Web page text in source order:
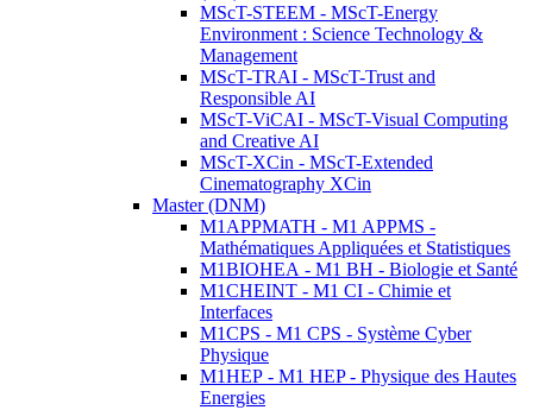
MScT-STEEM - MScT-Energy
Environment : Science Technology &
Management
MScT-TRAI - MScT-Trust and
Responsible AI
MScT-ViCAI - MScT-Visual Computing
and Creative AI
MScT-XCin - MScT-Extended
Cinematography XCin
Master (DNM)
M1APPMATH - M1 APPMS -
Mathématiques Appliquées et Statistiques
M1BIOHEA - M1 BH - Biologie et Santé
M1CHEINT - M1 CI - Chimie et
Interfaces
M1CPS - M1 CPS - Système Cyber
Physique
M1HEP - M1 HEP - Physique des Hautes
Energies